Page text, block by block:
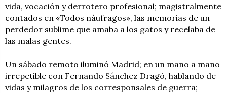
vida, vocación y derrotero profesional; magistralmente
contados en «Todos náufragos», las memorias de un
perdedor sublime que amaba a los gatos y recelaba de
las malas gentes.
Un sábado remoto iluminó Madrid; en un mano a mano
irrepetible con Fernando Sánchez Dragó, hablando de
vidas y milagros de los corresponsales de guerra;